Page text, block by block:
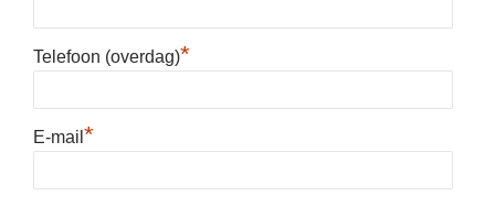
Telefoon (overdag)*
E-mail *